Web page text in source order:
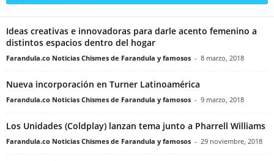
Ideas creativas e innovadoras para darle acento femenino a
distintos espacios dentro del hogar
Farandula.co Noticias Chismes de Farandula y famosos - 8 marzo, 2018
Nueva incorporación en Turner Latinoamérica
Farandula.co Noticias Chismes de Farandula y famosos - 9 marzo, 2018
Los Unidades (Coldplay) lanzan tema junto a Pharrell Williams
Farandula.co Noticias Chismes de Farandula y famosos - 29 noviembre, 2018